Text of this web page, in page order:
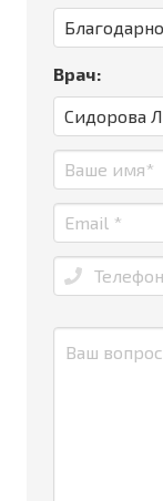
Врач: